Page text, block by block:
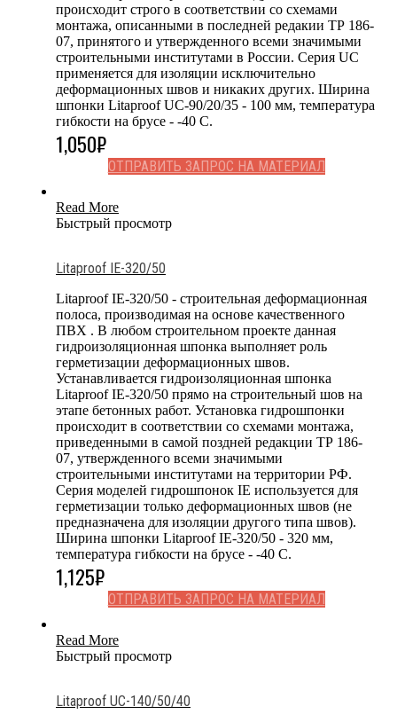
происходит строго в соответствии со схемами
монтажа, описанными в последней редакии ТР 186-
07, принятого и утвержденного всеми значимыми
строительными институтами в России. Серия UC
применяется для изоляции исключительно
деформационных швов и никаких других. Ширина
шпонки Litaproof UC-90/20/35 - 100 мм, температура
гибкости на брусе - -40 С.
1,050₽
ОТПРАВИТЬ ЗАПРОС НА МАТЕРИАЛ
Read More
Быстрый просмотр
Litaproof IE-320/50
Litaproof IE-320/50 - строительная деформационная
полоса, производимая на основе качественного
ПВХ . В любом строительном проекте данная
гидроизоляционная шпонка выполняет роль
герметизации деформационных швов.
Устанавливается гидроизоляционная шпонка
Litaproof IE-320/50 прямо на строительный шов на
этапе бетонных работ. Установка гидрошпонки
происходит в соответствии со схемами монтажа,
приведенными в самой поздней редакции ТР 186-
07, утвержденного всеми значимыми
строительными институтами на территории РФ.
Серия моделей гидрошпонок IE используется для
герметизации только деформационных швов (не
предназначена для изоляции другого типа швов).
Ширина шпонки Litaproof IE-320/50 - 320 мм,
температура гибкости на брусе - -40 С.
1,125₽
ОТПРАВИТЬ ЗАПРОС НА МАТЕРИАЛ
Read More
Быстрый просмотр
Litaproof UC-140/50/40